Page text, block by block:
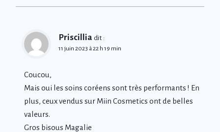
Priscillia dit :
11 juin 2023 à 22 h 19 min
Coucou,
Mais oui les soins coréens sont très performants ! En
plus, ceux vendus sur Miin Cosmetics ont de belles
valeurs.
Gros bisous Magalie